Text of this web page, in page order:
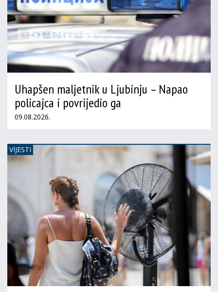
Uhapšen maljetnik u Ljubinju – Napao
policajca i povrijedio ga
09.08.2026.
VIJESTI